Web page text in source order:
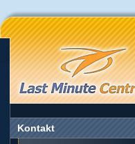
Kontakt